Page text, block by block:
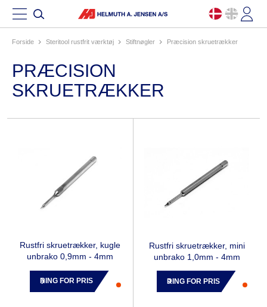
Forside steritool rustfrit værktøj stiftnøgler præcision skruetrækker
PRÆCISION
SKRUETRÆKKER
Rustfri skruetrækker, kugle
unbrako 0,9mm - 4mm
RING FOR PRIS
Rustfri skruetrækker, mini
unbrako 1,0mm - 4mm
RING FOR PRIS